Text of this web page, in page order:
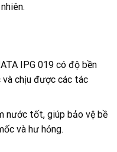
IPG 019 có độ bền
chịu được các tác
nước tốt, giúp bảo vệ bề
và hư hỏng.